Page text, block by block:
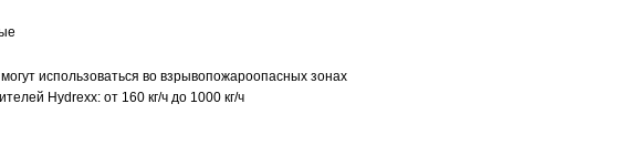
использоваться во взрывопожароопасных зонах
Hydrexx: от 160 кг/ч до 1000 кг/ч